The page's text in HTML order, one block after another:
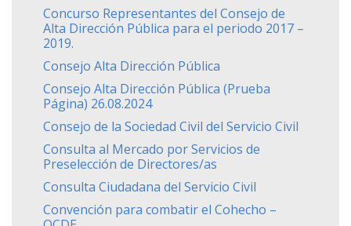
Concurso Representantes del Consejo de
Alta Dirección Pública para el periodo 2017 –
2019.
Consejo Alta Dirección Pública
Consejo Alta Dirección Pública (Prueba
Página) 26.08.2024
Consejo de la Sociedad Civil del Servicio Civil
Consulta al Mercado por Servicios de
Preselección de Directores/as
Consulta Ciudadana del Servicio Civil
Convención para combatir el Cohecho –